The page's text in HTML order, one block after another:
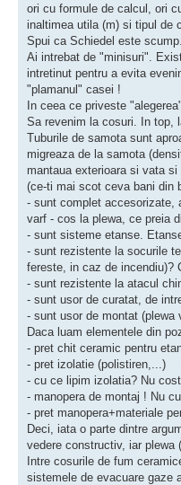
ori cu formule de calcul, ori
inaltimea utila (m) si tipul de
Spui ca Schiedel este
Ai intrebat de "minisuri".
intretinut pentru a evita
"plamanul" casei !
In ceea ce priveste
Sa revenim la cosuri. In top,
Tuburile de samota sunt
migreaza de la samota
mantaua exterioara si vata
(ce-ti mai scot ceva bani din
- sunt complet accesorizate,
varf - cos la plewa, ce preia
- sunt sisteme etanse.
- sunt rezistente la socurile
fereste, in caz de incendiu)?
- sunt rezistente la atacul
- sunt usor de curatat, de
- sunt usor de montat
Daca luam elementele din
- pret chit ceramic pentru
- pret izolatie (polistiren,...)
- cu ce lipim izolatia? Nu
- manopera de montaj ! Nu
- pret manopera+materiale
Deci, iata o parte dintre
vedere constructiv, iar plewa
Intre cosurile de fum
sistemele de evacuare gaze